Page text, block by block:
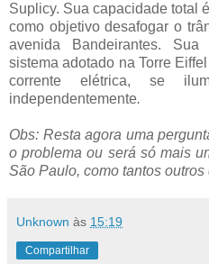
Suplicy. Sua capacidade total
como objetivo desafogar o
avenida Bandeirantes.
sistema adotado na Torre
corrente elétrica, se
independentemente.
Obs: Resta agora uma
o problema ou será só mais
São Paulo, como tantos outros
Unknown às 15:19
Compartilhar